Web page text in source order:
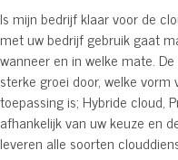
Is mijn bedrijf klaar voor de
met uw bedrijf gebruik gaat
wanneer en in welke mate.
sterke groei door, welke
toepassing is; Hybride cloud,
afhankelijk van uw keuze en
leveren alle soorten